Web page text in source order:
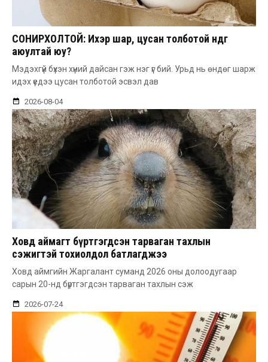
СОНИРХОЛТОЙ: Ихэр шар, цусан толботой өндөг
аюултай юу?
Мэдэхгүй бүхэн хүний дайсан гэж нэг үг бий. Урьд нь өндөг шарж
идэх үедээ цусан толботой эсвэл дав
2026-08-04
Ховд аймагт бүртгэгдсэн тарваган тахлын
сэжигтэй тохиолдол батлагджээ
Ховд аймгийн Жаргалант суманд 2026 оны долоодугаар
сарын 20-нд бүртгэгдсэн тарваган тахлын сэж
2026-07-24